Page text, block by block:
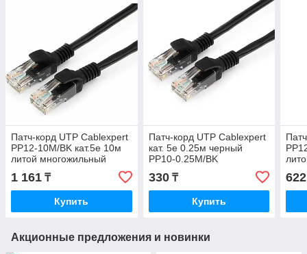
Патч-корд UTP Cablexpert
PP12-10M/BK кат.5e 10м
литой многожильный
(чёрный) PP12-10M/BK
1 161 ₸
Купить
Патч-корд UTP Cablexpert
кат. 5e 0.25м черный
PP10-0.25M/BK
330₸
Купить
622
Акционные предложения и новинки